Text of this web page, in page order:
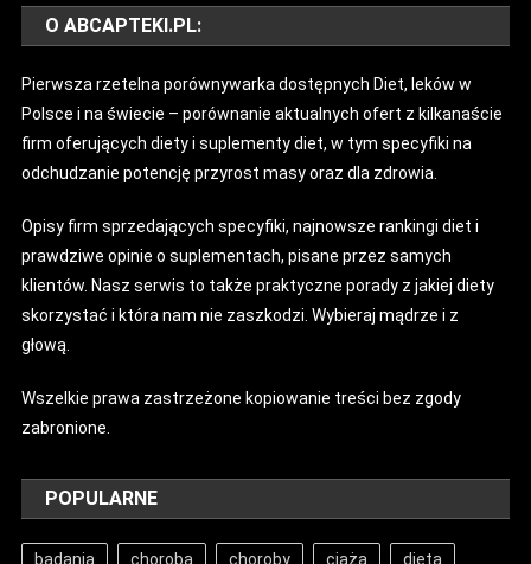
O ABCAPTEKI.PL:
Pierwsza rzetelna porównywarka dostępnych Diet, leków w
Polsce i na świecie – porównanie aktualnych ofert z kilkanaście
firm oferujących diety i suplementy diet, w tym specyfiki na
odchudzanie potencję przyrost masy oraz dla zdrowia.
Opisy firm sprzedających specyfiki, najnowsze rankingi diet i
prawdziwe opinie o suplementach, pisane przez samych
klientów. Nasz serwis to także praktyczne porady z jakiej diety
skorzystać i która nam nie zaszkodzi. Wybieraj mądrze i z
głową.
Wszelkie prawa zastrzeżone kopiowanie treści bez zgody
zabronione.
POPULARNE
badania choroba choroby ciąża dieta